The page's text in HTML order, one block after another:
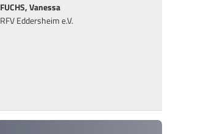
FUCHS, Vanessa
RFV Eddersheim e.V.